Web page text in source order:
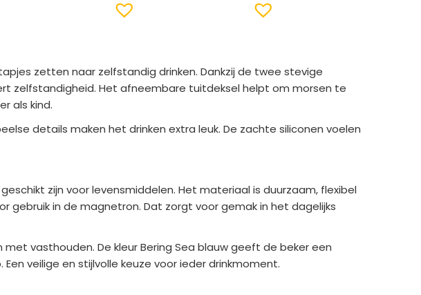
zetten naar zelfstandig drinken. Dankzij de twee stevige
zelfstandigheid. Het afneembare tuitdeksel helpt om morsen te
als kind.
details maken het drinken extra leuk. De zachte siliconen voelen
zijn voor levensmiddelen. Het materiaal is duurzaam, flexibel
gebruik in de magnetron. Dat zorgt voor gemak in het dagelijks
vasthouden. De kleur Bering Sea blauw geeft de beker een
veilige en stijlvolle keuze voor ieder drinkmoment.